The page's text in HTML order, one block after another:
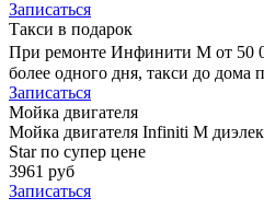
Записаться
Такси в подарок
При ремонте Инфинити М от 50
более одного дня, такси до дома
Записаться
Мойка двигателя
Мойка двигателя Infiniti M
Star по супер цене
3961 руб
Записаться